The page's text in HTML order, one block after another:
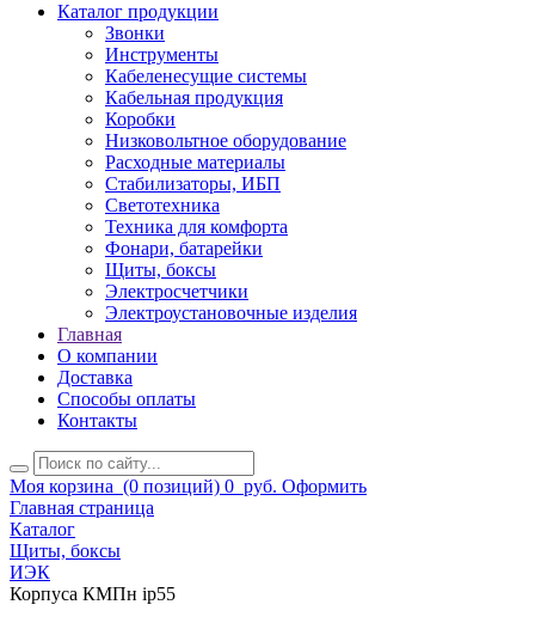
Каталог продукции
Звонки
Инструменты
Кабеленесущие системы
Кабельная продукция
Коробки
Низковольтное оборудование
Расходные материалы
Стабилизаторы, ИБП
Светотехника
Техника для комфорта
Фонари, батарейки
Щиты, боксы
Электросчетчики
Электроустановочные изделия
Главная
О компании
Доставка
Способы оплаты
Контакты
Моя корзина (0 позиций) 0 руб. Оформить
Главная страница
Каталог
Щиты, боксы
ИЭК
Корпуса КМПн ip55